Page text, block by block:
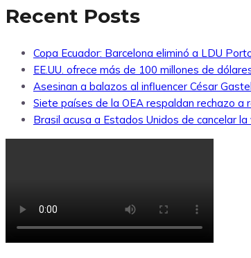
Recent Posts
Copa Ecuador: Barcelona eliminó a LDU
EE.UU. ofrece más de 100 millones de
Asesinan a balazos al influencer César
Siete países de la OEA respaldan rechazo a
Brasil acusa a Estados Unidos de cancelar